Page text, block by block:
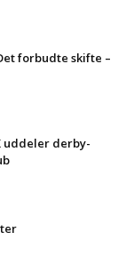
forbudte skifte –
uddeler derby-